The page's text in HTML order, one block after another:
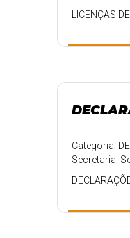
LICENÇAS
Categoria:
Secretaria: